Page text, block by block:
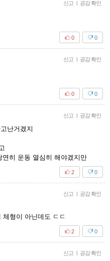
신고 | 공감 확인
0
0
신고 | 공감 확인
0
0
신고 | 공감 확인
난거겠지
히 운동 열심히 해야겠지만
0
2
신고 | 공감 확인
형이 아닌데도 ㄷㄷ
0
2
신고 | 공감 확인